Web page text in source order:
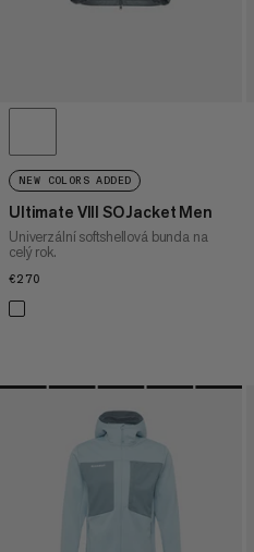
NEW COLORS ADDED
Ultimate VIII SO Jacket Men
Univerzální softshellová bunda na
celý rok.
€270